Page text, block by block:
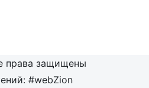
права защищены
#webZion